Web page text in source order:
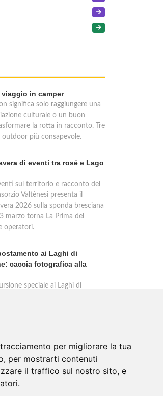
per migliorare la tua
per mostrarti contenuti
il traffico sul nostro sito, e
in camper
significa solo raggiungere una
culturale o un buon
la rotta in racconto. Tre
più consapevole.
di eventi tra rosé e Lago
sul territorio e racconto del
Valtènesi presenta il
2026 sulla sponda bresciana
marzo torna La Prima del
operatori.
ai Laghi di
caccia fotografica alla
speciale ai Laghi di
Chiesa Santa Rita al
obbligatoria.